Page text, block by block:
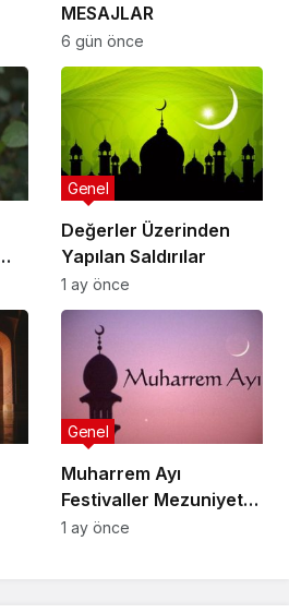
MESAJLAR
6 gün önce
Değerler Üzerinden
Yapılan Saldırılar
Genel
1 ay önce
Muharrem Ayı
Festivaller Mezuniyet
Törenleri
Genel
1 ay önce